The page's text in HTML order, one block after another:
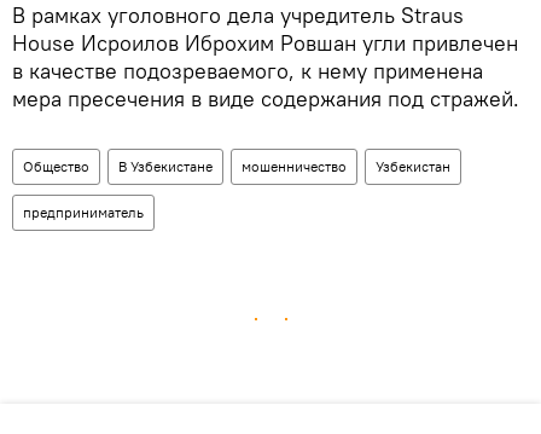
В рамках уголовного дела учредитель Straus
House Исроилов Иброхим Ровшан угли привлечен
в качестве подозреваемого, к нему применена
мера пресечения в виде содержания под стражей.
Общество В Узбекистане мошенничество Узбекистан
предприниматель